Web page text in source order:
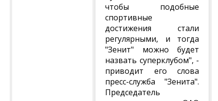
чтобы подобные
спортивные
достижения стали
регулярными, и тогда
"Зенит" можно будет
назвать суперклубом", -
приводит его слова
пресс-служба "Зенита".
Председатель